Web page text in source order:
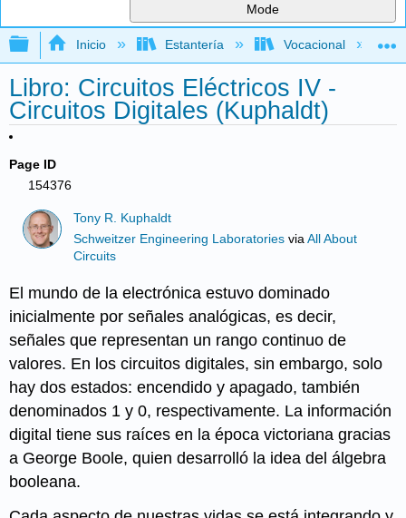
Mode
Expandir/contraer jerarquía global
Inicio Estantería Vocacional
Libro: Circuitos Eléctricos IV -
Circuitos Digitales (Kuphaldt)
Page ID
154376
Tony R. Kuphaldt
Schweitzer Engineering Laboratories viaAll About
Circuits
El mundo de la electrónica estuvo dominado
inicialmente por señales analógicas, es decir,
señales que representan un rango continuo de
valores. En los circuitos digitales, sin embargo, solo
hay dos estados: encendido y apagado, también
denominados 1 y 0, respectivamente. La información
digital tiene sus raíces en la época victoriana gracias
a George Boole, quien desarrolló la idea del álgebra
booleana.